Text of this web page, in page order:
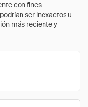
con fines
ser inexactos u
más reciente y